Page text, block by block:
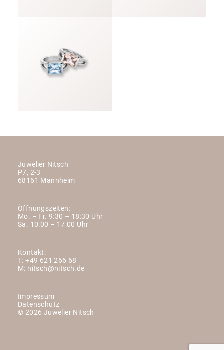
Juwelier Nitsch
P7, 2-3
68161 Mannheim
Öffnungszeiten:
Mo. – Fr. 9:30 – 18:30 Uhr
Sa. 10:00 – 17:00 Uhr
Kontakt:
T:+49 621 266 68
M: nitsch@nitsch.de
Impressum
Datenschutz
© 2026 Juwelier Nitsch